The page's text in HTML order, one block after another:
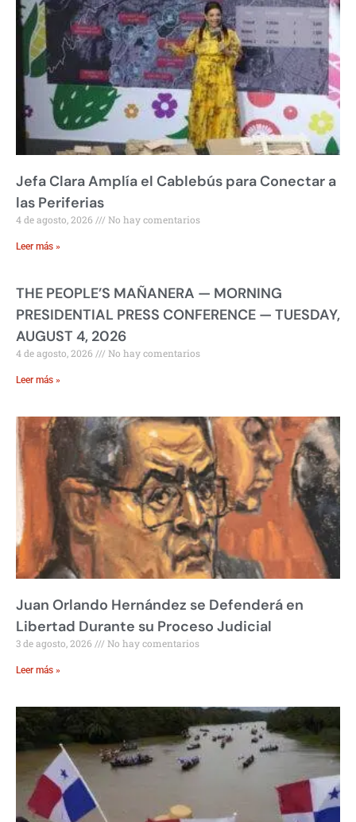
Jefa Clara Amplía el Cablebús para Conectar a
las Periferias
4 de agosto, 2026 No hay comentarios
Leer más »
THE PEOPLE’S MAÑANERA — MORNING
PRESIDENTIAL PRESS CONFERENCE — TUESDAY,
AUGUST 4, 2026
4 de agosto, 2026 No hay comentarios
Leer más »
Juan Orlando Hernández se Defenderá en
Libertad Durante su Proceso Judicial
3 de agosto, 2026 No hay comentarios
Leer más »